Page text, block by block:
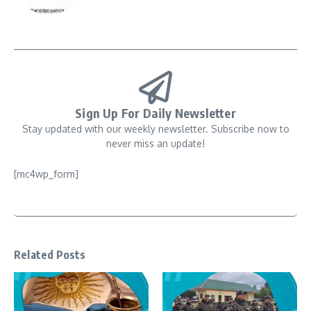
Sign Up For Daily Newsletter
Stay updated with our weekly newsletter. Subscribe now to
never miss an update!
[mc4wp_form]
Related Posts